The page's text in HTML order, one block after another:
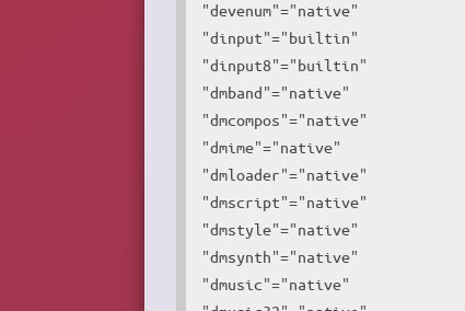
"devenum"="native"
"dinput"="builtin"
"dinput8"="builtin"
"dmband"="native"
"dmcompos"="native"
"dmime"="native"
"dmloader"="native"
"dmscript"="native"
"dmstyle"="native"
"dmsynth"="native"
"dmusic"="native"